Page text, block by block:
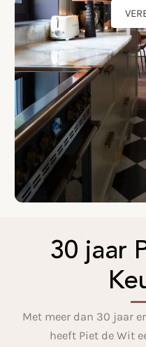
30 jaar
Met meer dan 30 jaar
heeft Piet de Wit